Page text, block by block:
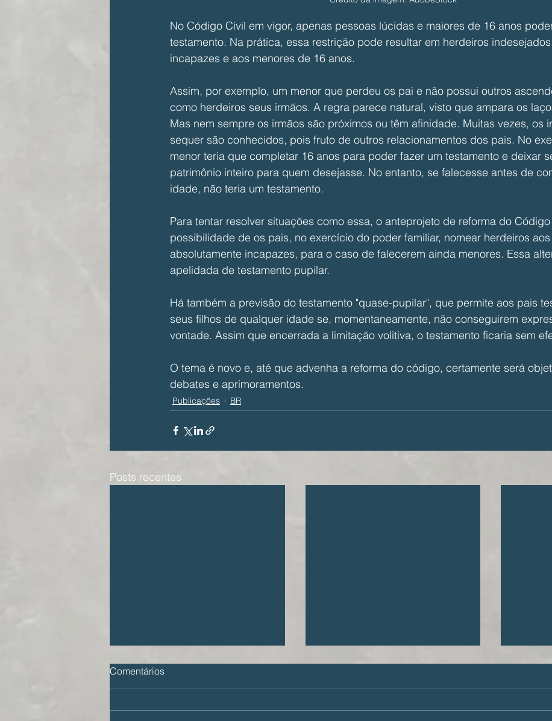
No Código Civil em vigor, apenas pessoas lúcidas e maiores de 16 anos
testamento. Na prática, essa restrição pode resultar em herdeiros
incapazes e aos menores de 16 anos.
Assim, por exemplo, um menor que perdeu os pai e não possui outros
como herdeiros seus irmãos. A regra parece natural, visto que ampara os
Mas nem sempre os irmãos são próximos ou têm afinidade. Muitas vezes, os
sequer são conhecidos, pois fruto de outros relacionamentos dos pais. No
menor teria que completar 16 anos para poder fazer um testamento e deixar
patrimônio inteiro para quem desejasse. No entanto, se falecesse antes de
idade, não teria um testamento.
Para tentar resolver situações como essa, o anteprojeto de reforma do
possibilidade de os pais, no exercício do poder familiar, nomear herdeiros
absolutamente incapazes, para o caso de falecerem ainda menores. Essa
apelidada de testamento pupilar.
Há também a previsão do testamento "quase-pupilar", que permite aos pais
seus filhos de qualquer idade se, momentaneamente, não conseguirem
vontade. Assim que encerrada a limitação volitiva, o testamento ficaria sem
O tema é novo e, até que advenha a reforma do código, certamente será
debates e aprimoramentos.
Publicações BR
Posts recentes
Comentários